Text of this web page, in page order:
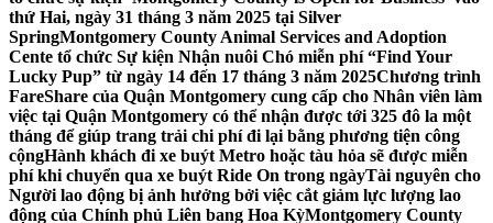
thứ Hai, ngày 31 tháng 3 năm 2025 tại Silver
SpringMontgomery County Animal Services and Adoption
Cente tổ chức Sự kiện Nhận nuôi Chó miễn phí “Find Your
Lucky Pup” từ ngày 14 đến 17 tháng 3 năm 2025Chương trình
FareShare của Quận Montgomery cung cấp cho Nhân viên làm
việc tại Quận Montgomery có thể nhận được tới 325 đô la một
tháng để giúp trang trải chi phí đi lại bằng phương tiện công
cộngHành khách đi xe buýt Metro hoặc tàu hỏa sẽ được miễn
phí khi chuyển qua xe buýt Ride On trong ngàyTài nguyên cho
Người lao động bị ảnh hưởng bởi việc cắt giảm lực lượng lao
động của Chính phủ Liên bang Hoa KỳMontgomery County